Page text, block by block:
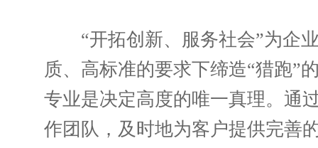
“开拓创新、服务社会”为企业
质、高标准的要求下缔造“猎跑”
专业是决定高度的唯一真理。通
作团队，及时地为客户提供完善